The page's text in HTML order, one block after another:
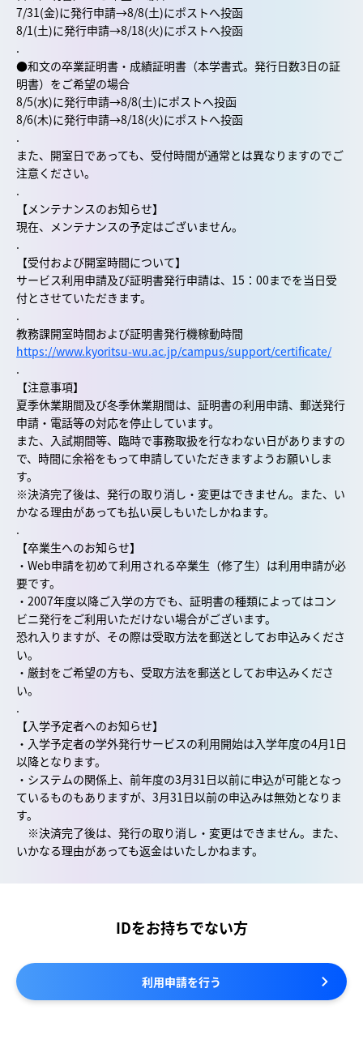
7/31(金)に発行申請→8/8(土)にポストへ投函
8/1(土)に発行申請→8/18(火)にポストへ投函
.
●和文の卒業証明書・成績証明書（本学書式。発行日数3日の証
明書）をご希望の場合
8/5(水)に発行申請→8/8(土)にポストへ投函
8/6(木)に発行申請→8/18(火)にポストへ投函
.
また、開室日であっても、受付時間が通常とは異なりますのでご
注意ください。
.
【メンテナンスのお知らせ】
現在、メンテナンスの予定はございません。
.
【受付および開室時間について】
サービス利用申請及び証明書発行申請は、15：00までを当日受
付とさせていただきます。
.
教務課開室時間および証明書発行機稼動時間
https://www.kyoritsu-wu.ac.jp/campus/support/certificate/
.
【注意事項】
夏季休業期間及び冬季休業期間は、証明書の利用申請、郵送発行
申請・電話等の対応を停止しています。
また、入試期間等、臨時で事務取扱を行なわない日がありますの
で、時間に余裕をもって申請していただきますようお願いしま
す。
※決済完了後は、発行の取り消し・変更はできません。また、い
かなる理由があっても払い戻しもいたしかねます。
.
【卒業生へのお知らせ】
・Web申請を初めて利用される卒業生（修了生）は利用申請が必
要です。
・2007年度以降ご入学の方でも、証明書の種類によってはコン
ビニ発行をご利用いただけない場合がございます。
恐れ入りますが、その際は受取方法を郵送としてお申込みくださ
い。
・厳封をご希望の方も、受取方法を郵送としてお申込みくださ
い。
.
【入学予定者へのお知らせ】
・入学予定者の学外発行サービスの利用開始は入学年度の4月1日
以降となります。
・システムの関係上、前年度の3月31日以前に申込が可能となっ
ているものもありますが、3月31日以前の申込みは無効となりま
す。
※決済完了後は、発行の取り消し・変更はできません。また、
いかなる理由があっても返金はいたしかねます。
IDをお持ちでない方
利用申請を行う